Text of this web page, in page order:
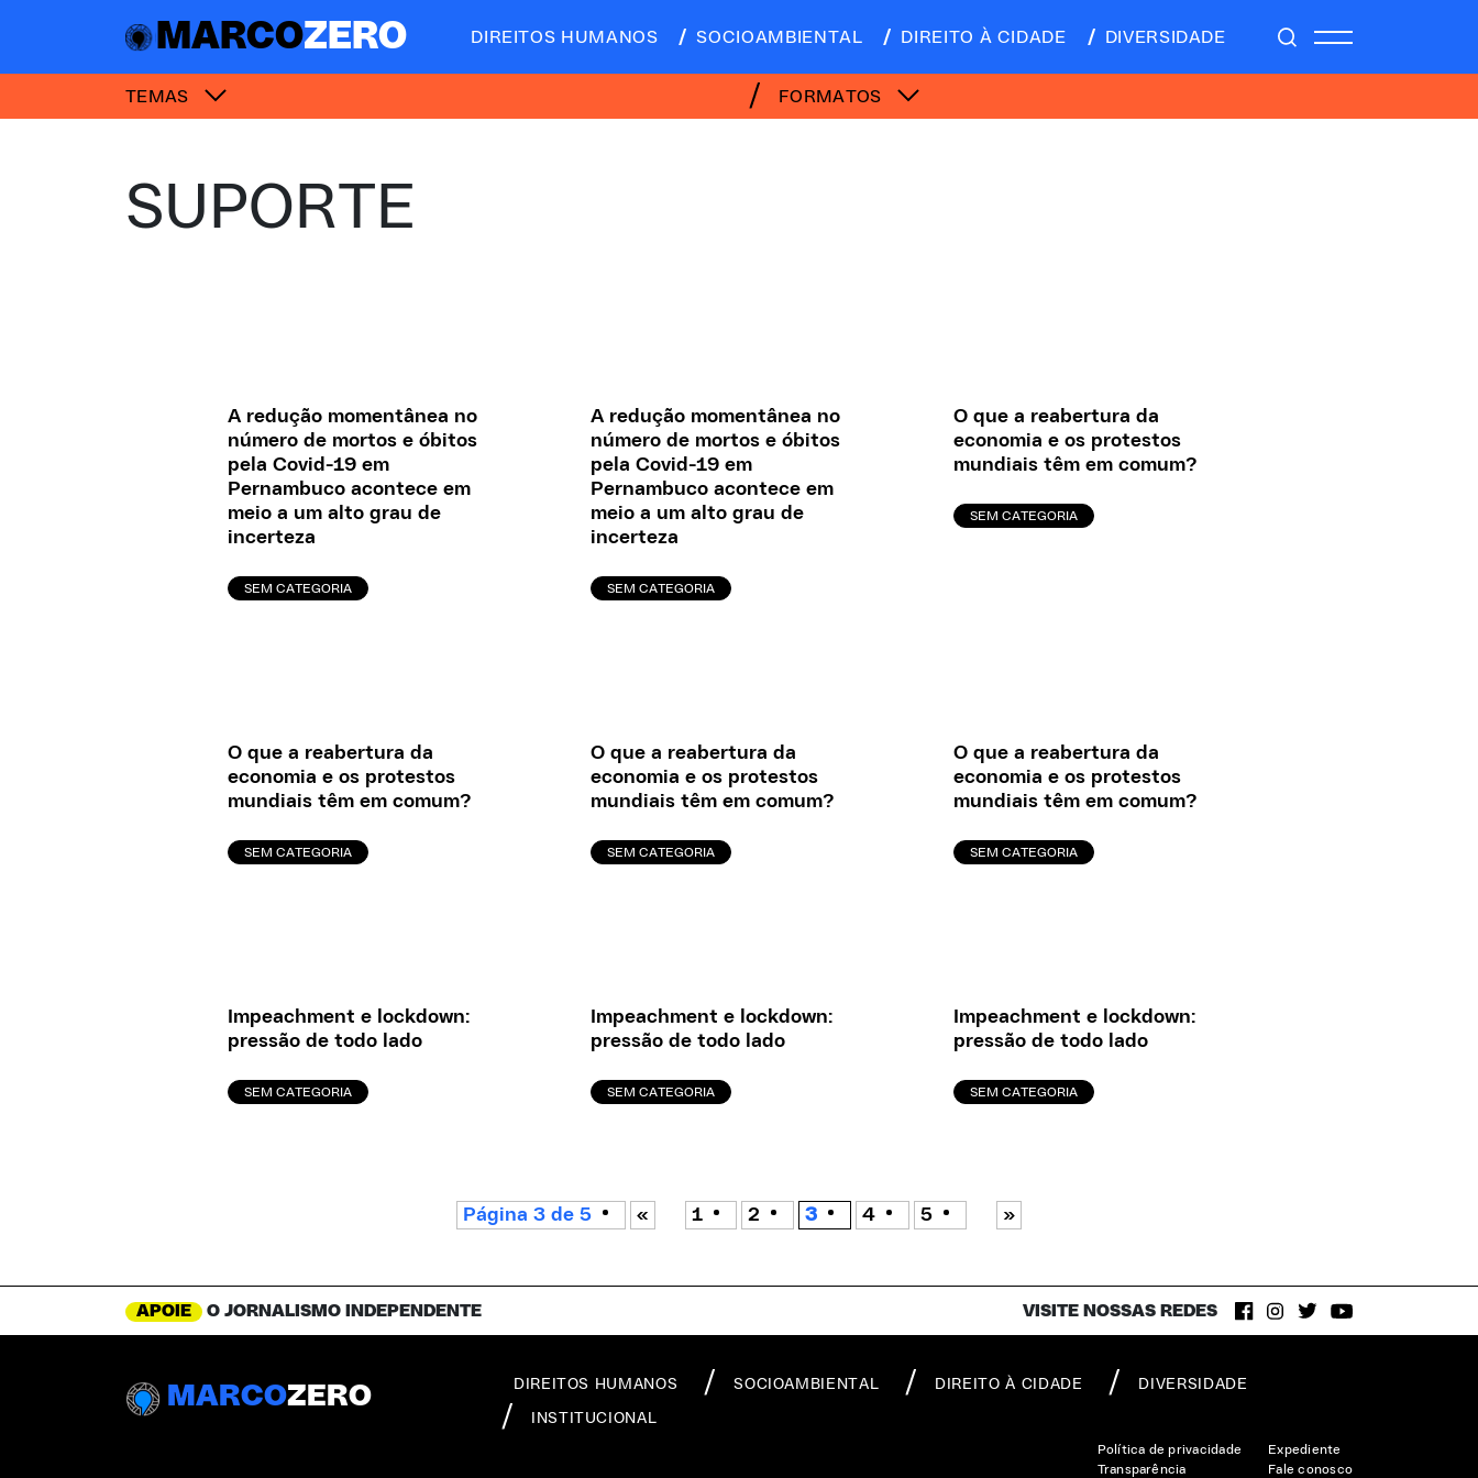
MARCOZERO DIREITOS HUMANOS SOCIOAMBIENTAL DIREITO À CIDADE DIVERSIDADE
TEMAS FORMATOS
SUPORTE
A redução momentânea no
número de mortos e óbitos
pela Covid-19 em
Pernambuco acontece em
meio a um alto grau de
incerteza
SEM CATEGORIA
A redução momentânea no
número de mortos e óbitos
pela Covid-19 em
Pernambuco acontece em
meio a um alto grau de
incerteza
SEM CATEGORIA
O que a reabertura da
economia e os protestos
mundiais têm em comum?
SEM CATEGORIA
O que a reabertura da
economia e os protestos
mundiais têm em comum?
SEM CATEGORIA
O que a reabertura da
economia e os protestos
mundiais têm em comum?
SEM CATEGORIA
O que a reabertura da
economia e os protestos
mundiais têm em comum?
SEM CATEGORIA
Impeachment e lockdown:
pressão de todo lado
SEM CATEGORIA
Impeachment e lockdown:
pressão de todo lado
SEM CATEGORIA
Impeachment e lockdown:
pressão de todo lado
SEM CATEGORIA
Página 3 de 5 « 1 2 3 4 5 »
APOIE O JORNALISMO INDEPENDENTE VISITE NOSSAS REDES
MARCOZERO DIREITOS HUMANOS SOCIOAMBIENTAL DIREITO À CIDADE DIVERSIDADE
INSTITUCIONAL
Política de privacidade
Transparência
Expediente
Fale conosco